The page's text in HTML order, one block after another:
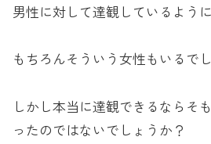
男性に対して達観しているよう
もちろんそういう女性もいるでし
しかし本当に達観できるならそ
ったのではないでしょうか？